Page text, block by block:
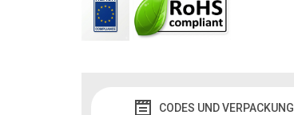
CODES UND VERPACKUNG